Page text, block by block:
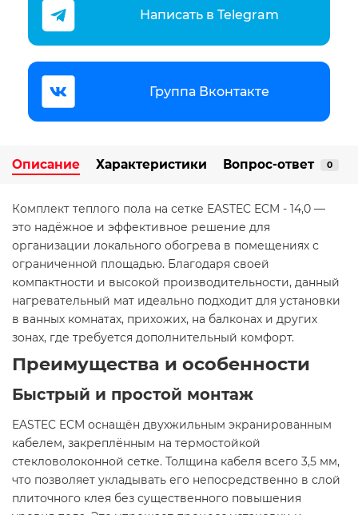
Написать в Telegram
Группа Вконтакте
Описание Характеристики Вопрос-ответ 0
Комплект теплого пола на сетке EASTEC ECM - 14,0 —
это надёжное и эффективное решение для
организации локального обогрева в помещениях с
ограниченной площадью. Благодаря своей
компактности и высокой производительности, данный
нагревательный мат идеально подходит для установки
в ванных комнатах, прихожих, на балконах и других
зонах, где требуется дополнительный комфорт.​
Преимущества и особенности
Быстрый и простой монтаж
EASTEC ECM оснащён двухжильным экранированным
кабелем, закреплённым на термостойкой
стекловолоконной сетке. Толщина кабеля всего 3,5 мм,
что позволяет укладывать его непосредственно в слой
плиточного клея без существенного повышения